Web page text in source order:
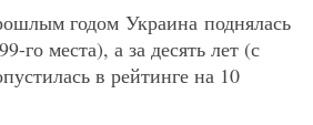
годом Украина поднялась
го места), а за десять лет (с
в рейтинге на 10